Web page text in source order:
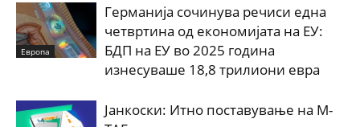
Европа
Германија сочинува речиси една
четвртина од економијата на ЕУ:
БДП на ЕУ во 2025 година
изнесуваше 18,8 трилиони евра
Јанкоски: Итно поставување на М-